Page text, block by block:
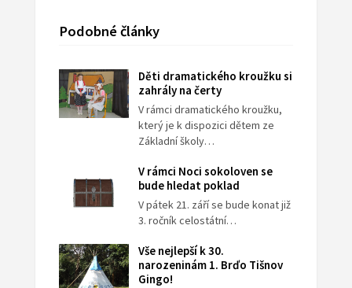
Podobné články
Děti dramatického kroužku si
zahrály na čerty
V rámci dramatického kroužku,
který je k dispozici dětem ze
Základní školy…
V rámci Noci sokoloven se
bude hledat poklad
V pátek 21. září se bude konat již
3. ročník celostátní…
Vše nejlepší k 30.
narozeninám 1. Brďo Tišnov
Gingo!